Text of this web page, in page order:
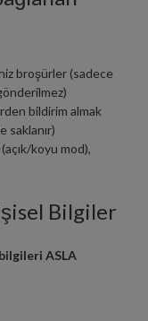
broşürler (sadece
bildirim almak
saklanır)
koyu mod),
Bilgiler
ASLA